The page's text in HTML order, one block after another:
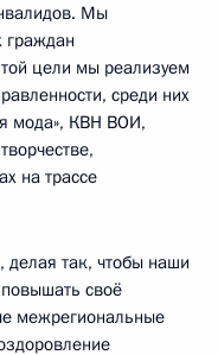
Мы
граждан
цели мы реализуем
среди них
мода», КВН ВОИ,
на трассе
так, чтобы наши
своё
межрегиональные